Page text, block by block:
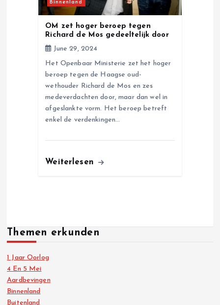
Binnenland
OM zet hoger beroep tegen
Richard de Mos gedeeltelijk door
June 29, 2024
Het Openbaar Ministerie zet het hoger
beroep tegen de Haagse oud-
wethouder Richard de Mos en zes
medeverdachten door, maar dan wel in
afgeslankte vorm. Het beroep betreft
enkel de verdenkingen…
Weiterlesen
Themen erkunden
1 Jaar Oorlog
4 En 5 Mei
Aardbevingen
Binnenland
Buitenland